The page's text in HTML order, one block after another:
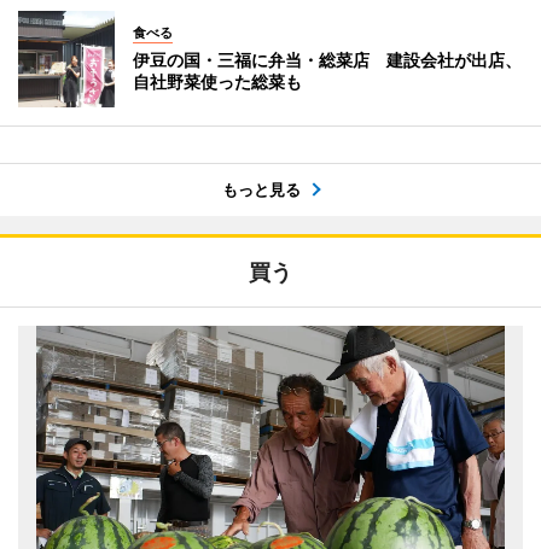
食べる
伊豆の国・三福に弁当・総菜店 建設会社が出店、
自社野菜使った総菜も
もっと見る
買う